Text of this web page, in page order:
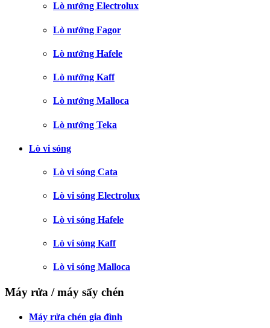
Lò nướng Electrolux
Lò nướng Fagor
Lò nướng Hafele
Lò nướng Kaff
Lò nướng Malloca
Lò nướng Teka
Lò vi sóng
Lò vi sóng Cata
Lò vi sóng Electrolux
Lò vi sóng Hafele
Lò vi sóng Kaff
Lò vi sóng Malloca
Máy rửa / máy sấy chén
Máy rửa chén gia đình